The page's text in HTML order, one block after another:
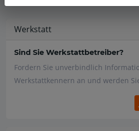
Werkstatt
Sind Sie Werkstattbetreiber?
Fordern Sie unverbindlich
Werkstattkennern an und werden